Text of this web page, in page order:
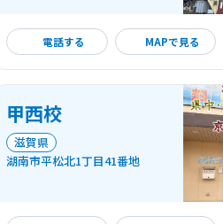
電話する MAPで見る
詳細を見る
甲西校
滋賀県
湖南市平松北1丁目41番地
詳細を見る